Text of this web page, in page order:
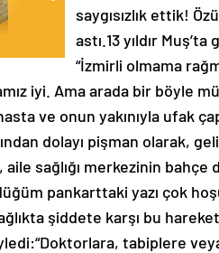
saygısızlık ettik!
astı.13 yıldır
“İzmirli olmama
iyi. Ama arada bir böyle
ve onun yakınıyla ufak
dolayı pişman olarak,
sağlığı merkezinin bahçe
pankarttaki yazı çok
şiddete karşı bu
tabiplere